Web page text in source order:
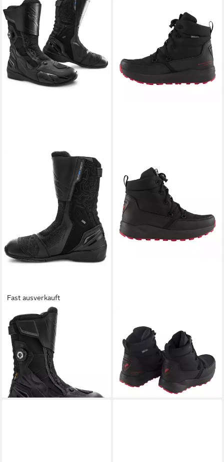
Fast ausverkauft
SHIMA
Tenex WP Damen Motorrad
Stiefel Motorradstiefel
wasserabweisend
185,49 €
199,99 €
-7%
lieferbar - in 3-4 Werktagen bei dir
Rossi Podium Winterstiefel
mit wasserabweisender
DWR-Beschichtung
169,95 €
lieferbar - in 3-4 Werktagen bei dir